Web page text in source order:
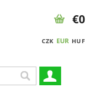
CZK EUR HUF
€0